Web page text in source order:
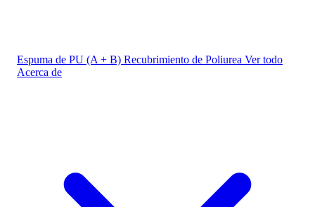
Espuma de PU (A + B) Recubrimiento de Poliurea Ver todo
Acerca de